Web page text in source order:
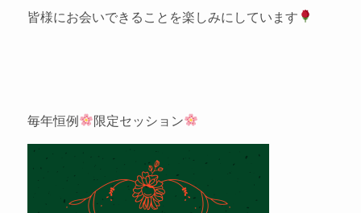
皆様にお会いできることを楽しみにしています
毎年恒例 限定セッション